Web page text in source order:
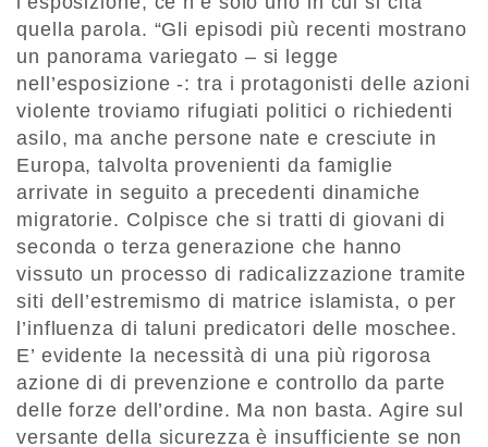
quella parola. “Gli episodi più recenti mostrano
un panorama variegato – si legge
nell’esposizione -: tra i protagonisti delle azioni
violente troviamo rifugiati politici o richiedenti
asilo, ma anche persone nate e cresciute in
Europa, talvolta provenienti da famiglie
arrivate in seguito a precedenti dinamiche
migratorie. Colpisce che si tratti di giovani di
seconda o terza generazione che hanno
vissuto un processo di radicalizzazione tramite
siti dell’estremismo di matrice islamista, o per
l’influenza di taluni predicatori delle moschee.
E’ evidente la necessità di una più rigorosa
azione di di prevenzione e controllo da parte
delle forze dell’ordine. Ma non basta. Agire sul
versante della sicurezza è insufficiente se non